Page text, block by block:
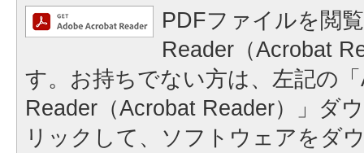
PDFファイルを閲
Reader（Acrobat
す。お持ちでない方は、左記の
Reader（Acrobat Reader）」ダ
リックして、ソフトウェアをダ